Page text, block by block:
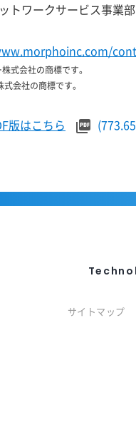
トワークサービス事業
式会社の商標です。
会社の商標です。
版はこちら
サイトマップ